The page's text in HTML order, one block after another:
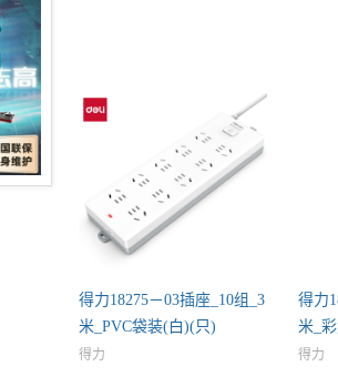
得力18275－03插座_10组_3
米_PVC袋装(白)(只)
得力
得力
米_
得力